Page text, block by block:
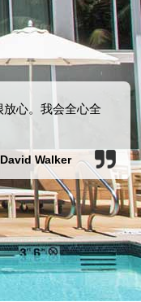
心。我会全心全
David Walker